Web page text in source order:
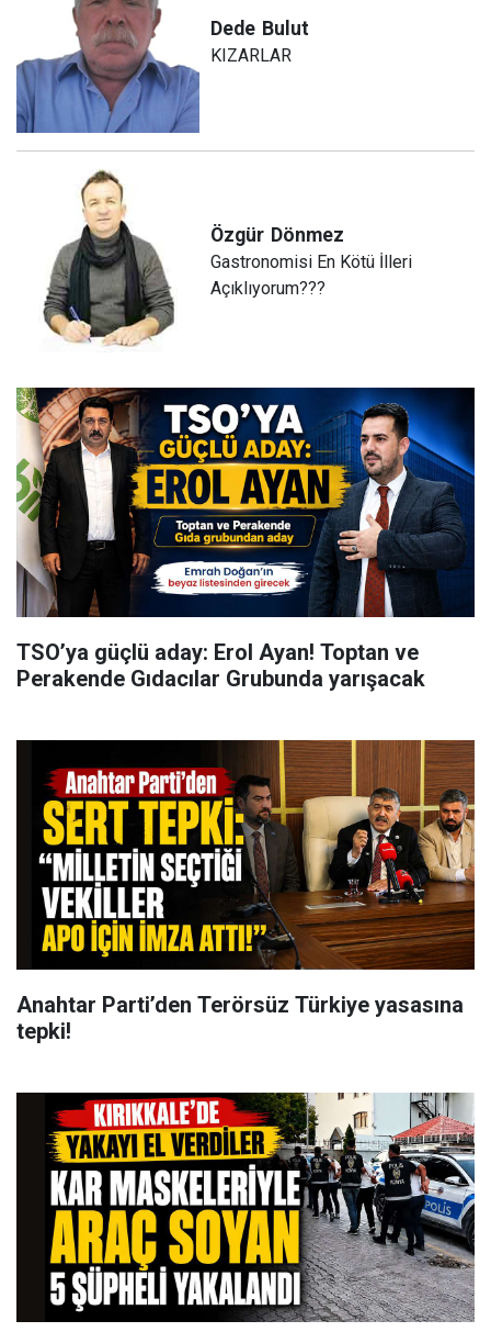
Dede Bulut
KIZARLAR
Özgür Dönmez
Gastronomisi En Kötü İlleri
Açıklıyorum???
TSO’ya güçlü aday: Erol Ayan! Toptan ve
Perakende Gıdacılar Grubunda yarışacak
Anahtar Parti’den Terörsüz Türkiye yasasına
tepki!